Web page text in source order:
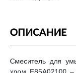
ОПИСАНИЕ
Смеситель для